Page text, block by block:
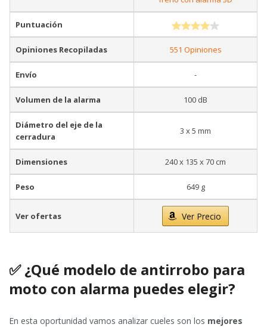
Puntuación
Opiniones Recopiladas 551 Opiniones
Envío -
Volumen de la alarma 100 dB
Diámetro del eje de la
cerradura
3 x 5 mm
Dimensiones 240 x 135 x 70 cm
Peso 649 g
Ver ofertas Ver Precio
✅ ¿Qué modelo de antirrobo para
moto con alarma puedes elegir?
En esta oportunidad vamos analizar cueles son los mejores